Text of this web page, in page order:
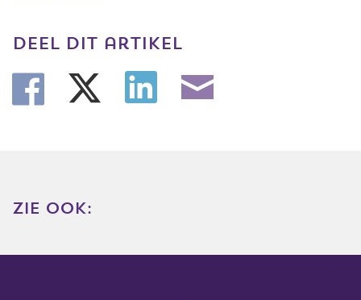
deel dit artikel
zie ook: